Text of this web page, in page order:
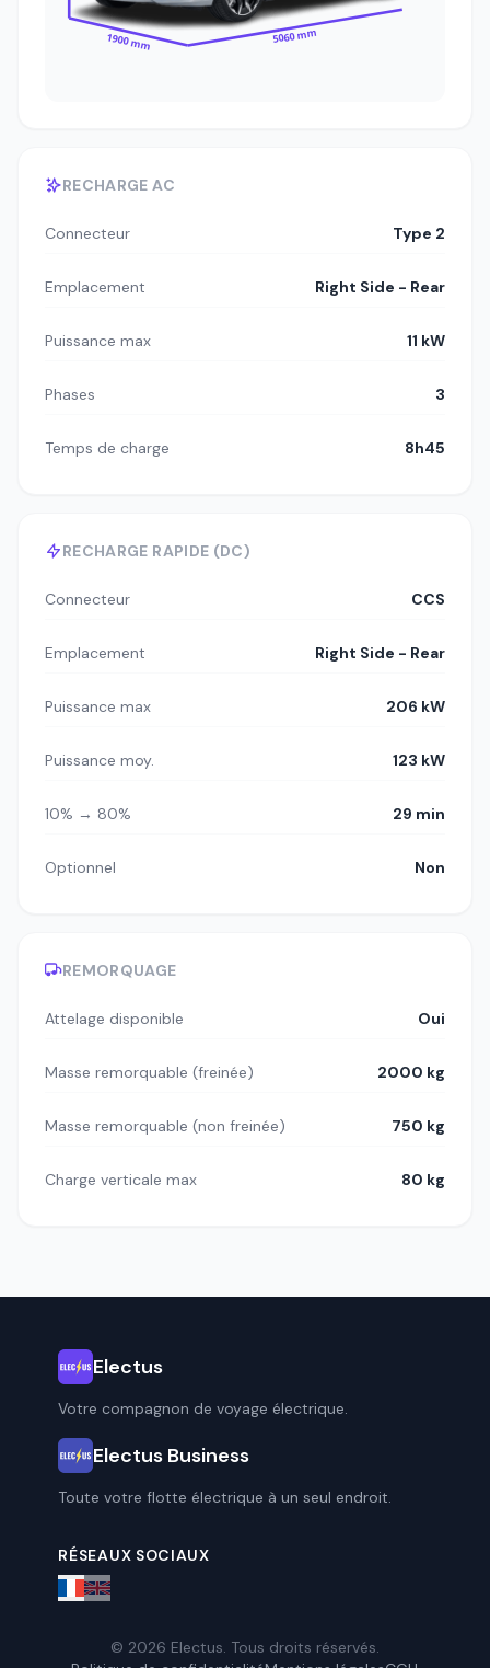
1900 mm 5060 mm
RECHARGE AC
Connecteur Type 2
Emplacement Right Side - Rear
Puissance max 11 kW
Phases 3
Temps de charge 8h45
RECHARGE RAPIDE (DC)
Connecteur CCS
Emplacement Right Side - Rear
Puissance max 206 kW
Puissance moy. 123 kW
10% → 80% 29 min
Optionnel Non
REMORQUAGE
Attelage disponible Oui
Masse remorquable (freinée) 2000 kg
Masse remorquable (non freinée) 750 kg
Charge verticale max 80 kg
Electus
Votre compagnon de voyage électrique.
Electus Business
Toute votre flotte électrique à un seul endroit.
RÉSEAUX SOCIAUX
© 2026 Electus. Tous droits réservés.